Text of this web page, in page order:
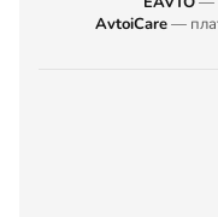
AvtoiCare—